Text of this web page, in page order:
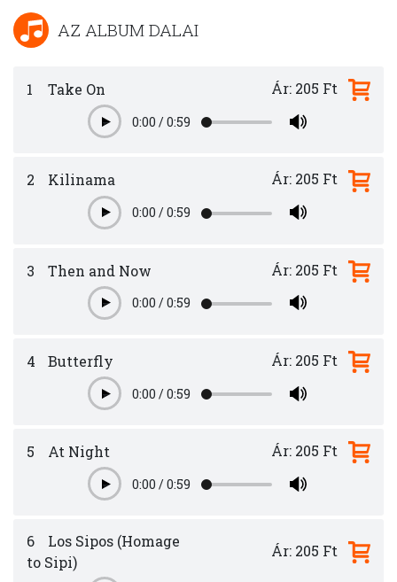
AZ ALBUM DALAI
1 Take On
Play0:00 /0:59
Ár: 205 Ft
2 Kilinama
Play0:00 /0:59
Ár: 205 Ft
3 Then and Now
Play0:00 /0:59
Ár: 205 Ft
4 Butterfly
Play0:00 /0:59
Ár: 205 Ft
5 At Night
Play0:00 /0:59
Ár: 205 Ft
6
Los Sipos (Homage
to Sipi)
Ár: 205 Ft